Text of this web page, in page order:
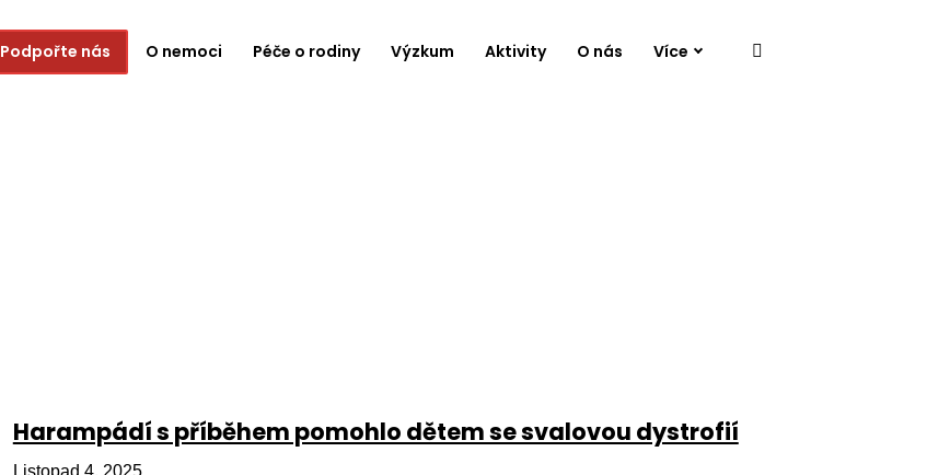
Podpořte nás O nemoci Péče o rodiny Výzkum Aktivity O nás Více
Harampádí s příběhem pomohlo dětem se svalovou dystrofií